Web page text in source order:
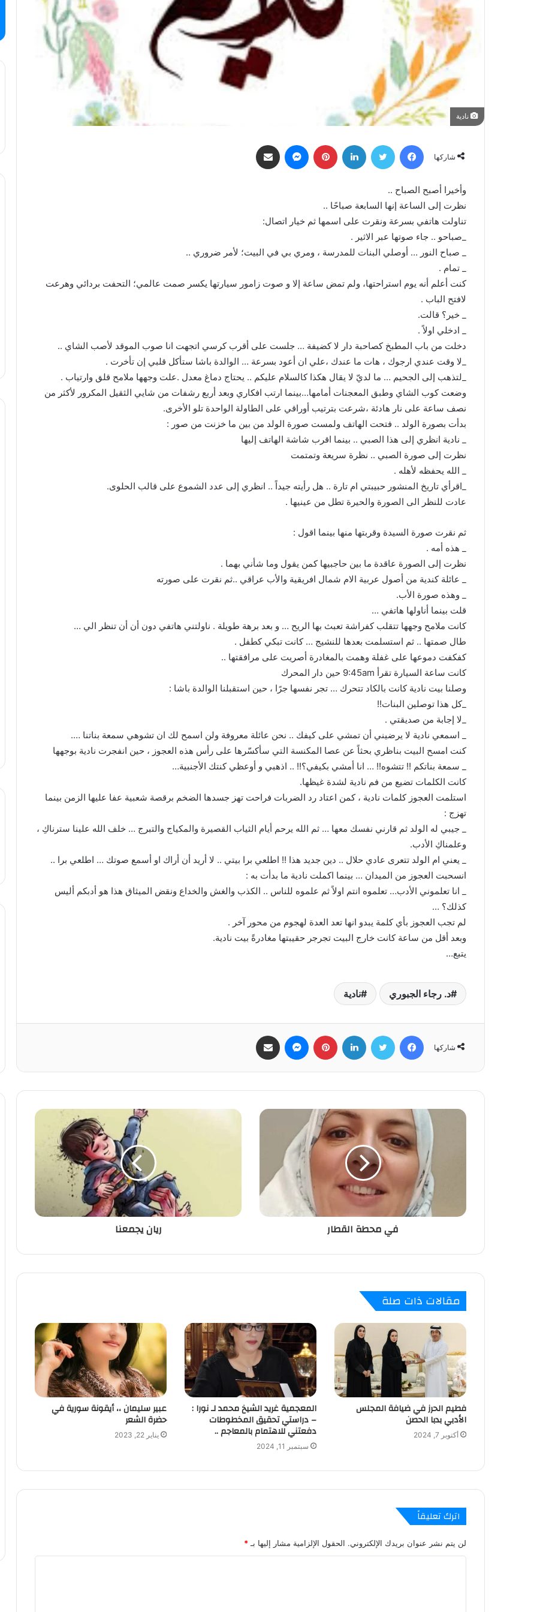
نادية
شاركها
وأخيرا أصبح الصباح ..
نظرت إلى الساعة إنها السابعة صباحًا ..
تناولت هاتفي بسرعة ونقرت على اسمها ثم خيار اتصال:
_صباحو .. جاء صوتها عبر الاثير .
_ صباح النور … أوصلي البنات للمدرسة ، ومري بي في البيت؛ لأمر ضروري ..
_ تمام .
كنت أعلم أنه يوم استراحتها، ولم تمض ساعة إلا و صوت زامور سيارتها يكسر صمت عالمي؛ التحفت بردائي وهرعت
لافتح الباب .
_ خير؟ قالت.
_ ادخلي اولاً .
دخلت من باب المطبخ كصاحبة دار لا كضيفة … جلست على أقرب كرسي اتجهت انا صوب الموقد لأصب الشاي ..
_لا وقت عندي ارجوك ، هات ما عندك ،علي ان أعود بسرعة … الوالدة باشا ستأكل قلبي إن تأخرت .
_لتذهب إلى الجحيم … ما لديّ لا يقال هكذا كالسلام عليكم .. يحتاج دماغ معدل .علت وجهها ملامح قلق وارتياب .
وضعت كوب الشاي وطبق المعجنات أمامها…بينما ارتب افكاري وبعد أربع رشفات من شايي الثقيل المكرور لأكثر من
نصف ساعة على نار هادئة ،شرعت بترتيب أوراقي على الطاولة الواحدة تلو الأخرى.
بدأت بصورة الولد .. فتحت الهاتف ولمست صورة الولد من بين ما خزنت من صور :
_ نادية انظري إلى هذا الصبي .. بينما اقرب شاشة الهاتف إليها
نظرت إلى صورة الصبي .. نظرة سريعة وتمتمت
_ الله يحفظه لأهله .
_اقرأي تاريخ المنشور حبيبتي ام تارة .. هل رأيته جيداً .. انظري إلى عدد الشموع على قالب الحلوى.
عادت للنظر الى الصورة والحيرة تطل من عينيها .
ثم نقرت صورة السيدة وقربتها منها بينما اقول :
_ هذه أمه .
نظرت إلى الصورة عاقدة ما بين حاجبيها كمن يقول وما شأني بهما .
_ عائلة كندية من أصول عربية الام شمال افريقية والأب عراقي ..ثم نقرت على صورته
_ وهذه صورة الأب.
قلت بينما أناولها هاتفي …
كانت ملامح وجهها تتقلب كفراشة تعبث بها الريح … و بعد برهة طويلة . ناولتني هاتفي دون أن أن تنظر الي …
طال صمتها .. ثم استسلمت بعدها للنشيج … كانت تبكي كطفل .
كفكفت دموعها على غفلة وهمت بالمغادرة أصريت على مرافقتها ..
كانت ساعة السيارة تقرأ 9:45am حين دار المحرك
وصلنا بيت نادية كانت بالكاد تتحرك … تجر نفسها جرًا ، حين استقبلنا الوالدة باشا :
_كل هذا توصلين البنات!!
_لا إجابة من صديقتي .
_ اسمعي نادية لا يرضيني أن تمشي على كيفك .. نحن عائلة معروفة ولن اسمح لك ان تشوهي سمعة بناتنا ….
كنت امسح البيت بناظري بحثاً عن عصا المكنسة التي سأكسّرها على رأس هذه العجوز ، حين انفجرت نادية بوجهها
_ سمعة بناتكم !! تتشوه!! … انا أمشي بكيفي؟!! .. اذهبي و أوعظي كنتك الأجنبية…
كانت الكلمات تضيع من فم نادية لشدة غيظها.
استلمت العجوز كلمات نادية ، كمن اعتاد رد الضربات فراحت تهز جسدها الضخم برقصة شعبية عفا عليها الزمن بينما
تهزج :
_ جيبي له الولد ثم قارني نفسك معها … ثم الله يرحم أيام الثياب القصيرة والمكياج والتبرج … خلف الله علينا سترناكِ ،
وعلمناكِ الأدب.
_ يعني ام الولد تتعرى عادي حلال .. دين جديد هذا !! اطلعي برا بيتي .. لا أريد أن أراك او أسمع صوتك … اطلعي برا ..
انسحبت العجوز من الميدان … بينما اكملت نادية ما بدأت به :
_ انا تعلموني الأدب… تعلموه انتم اولاً ثم علموه للناس .. الكذب والغش والخداع ونقض الميثاق هذا هو أدبكم أليس
كذلك؟ …
لم تجب العجوز بأي كلمة يبدو انها تعد العدة لهجوم من محور آخر .
وبعد أقل من ساعة كانت خارج البيت تجرجر حقيبتها مغادرةً بيت نادية.
يتبع…
د. رجاء الجبوري نادية
شاركها
في محطة القطار ريان يجمعنا
مقالات ذات صلة
فطيم الحرز في ضيافة المجلس
الأدبي بدبا الحصن
أكتوبر 7, 2024
المعجمية غريد الشيخ محمد لـ نورا :
– دراستي تحقيق المخطوطات
دفعتني للاهتمام بالمعاجم ..
سبتمبر 11, 2024
عبير سليمان ،، أيقونة سورية في
حضرة الشعر
يناير 22, 2023
اترك تعليقاً
لن يتم نشر عنوان بريدك الإلكتروني. الحقول الإلزامية مشار إليها بـ *